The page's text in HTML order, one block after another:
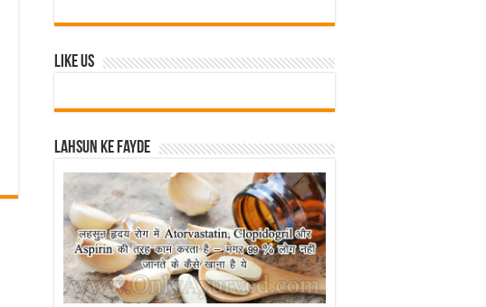
Like Us
Lahsun ke fayde